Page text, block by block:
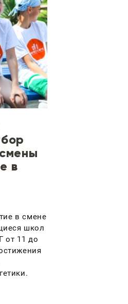
в
в смене
школ
от 11 до